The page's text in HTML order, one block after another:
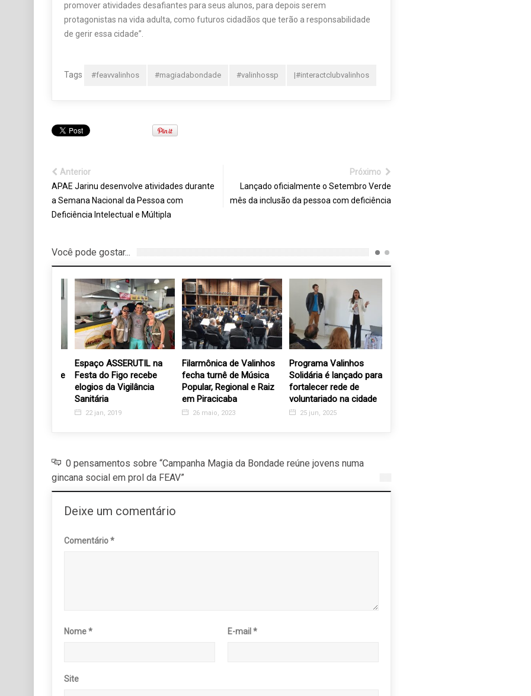
promover atividades desafiantes para seus alunos, para depois serem
protagonistas na vida adulta, como futuros cidadãos que terão a responsabilidade
de gerir essa cidade”.
Tags #feavvalinhos #magiadabondade #valinhossp |#interactclubvalinhos
Anterior
APAE Jarinu desenvolve atividades durante
a Semana Nacional da Pessoa com
Deficiência Intelectual e Múltipla
Próximo
Lançado oficialmente o Setembro Verde
mês da inclusão da pessoa com deficiência
Você pode gostar...
Espaço ASSERUTIL na
Festa do Figo recebe
elogios da Vigilância
Sanitária
22 jan, 2019
Filarmônica de Valinhos
fecha turnê de Música
Popular, Regional e Raiz
em Piracicaba
26 maio, 2023
Programa Valinhos
Solidária é lançado para
fortalecer rede de
voluntariado na cidade
25 jun, 2025
0 pensamentos sobre “Campanha Magia da Bondade reúne jovens numa
gincana social em prol da FEAV”
Deixe um comentário
Comentário*
Nome* E-mail*
Site